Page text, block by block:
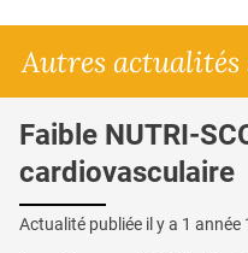
Autres actualités
Faible NUTRI-
cardiovasculaire
Actualité publiée il y a 1 année